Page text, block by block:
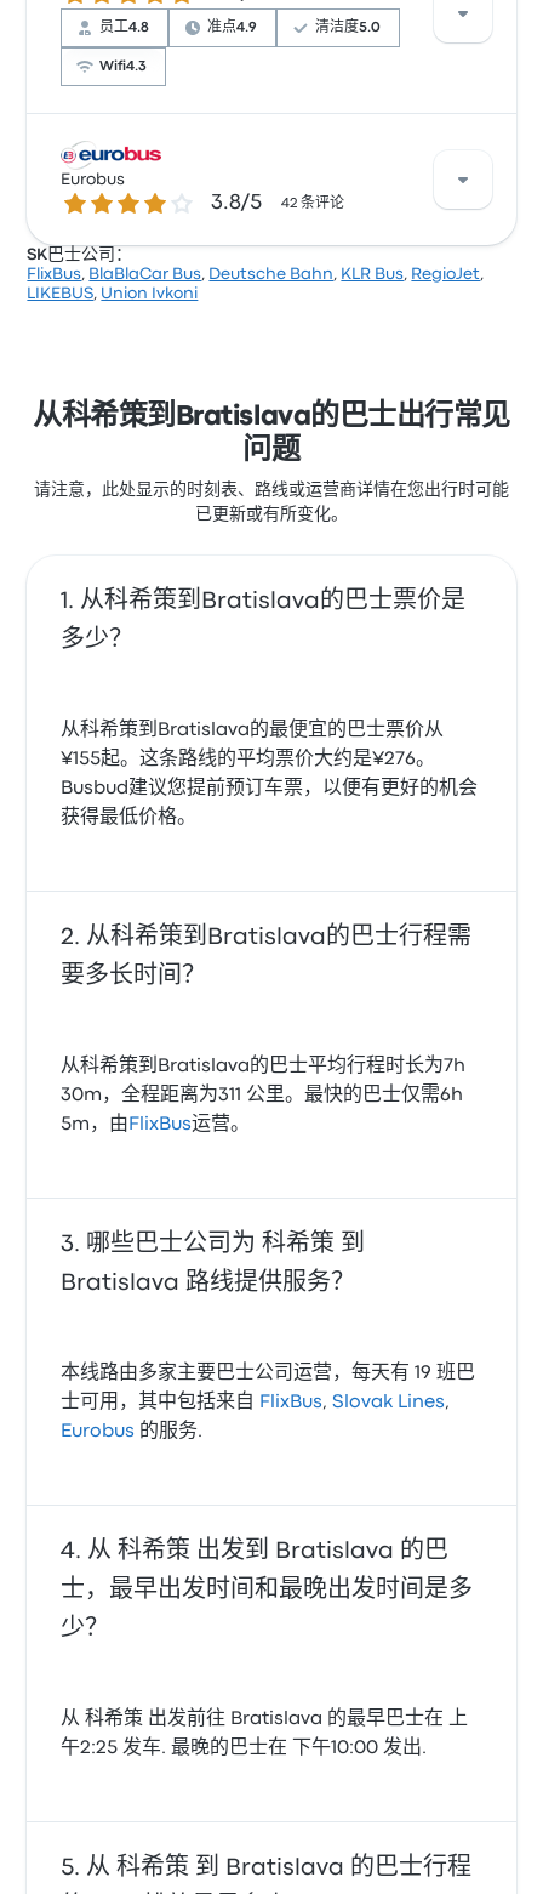
经常有所抱怨。 FlixBus 在此路线提供的票价为 ¥155 起
员工4.8 准点4.9 清洁度5.0
Wifi4.3
根据 182 条评论，该公司在 Busbud 上被评为 4.5 颗星。
旅客对 温度 和 清洁度 特别满意，但对 无线上网 经常有
所抱怨。 Slovak Lines 在此路线提供的票价为 ¥255 起
Eurobus
3.8 / 5 星 3.8/5 42 条评论
根据 42 条评论，Eurobus 提供的本行程被评为 3.8 颗
SK巴士公司：
FlixBus, BlaBlaCar Bus, Deutsche Bahn, KLR Bus, RegioJet,
LIKEBUS, Union Ivkoni
从科希策到Bratislava的巴士出行常见
问题
请注意，此处显示的时刻表、路线或运营商详情在您出行时可能
已更新或有所变化。
从科希策到Bratislava的巴士票价是
多少？
从科希策到Bratislava的最便宜的巴士票价从
¥155起。这条路线的平均票价大约是¥276。
Busbud建议您提前预订车票，以便有更好的机会
获得最低价格。
从科希策到Bratislava的巴士行程需
要多长时间？
从科希策到Bratislava的巴士平均行程时长为7h
30m，全程距离为311 公里。最快的巴士仅需6h
5m，由 FlixBus运营。
哪些巴士公司为 科希策 到
Bratislava 路线提供服务？
本线路由多家主要巴士公司运营，每天有 19 班巴
士可用，其中包括来自
FlixBus,Slovak Lines,
Eurobus 的服务.
从 科希策 出发到 Bratislava 的巴
士，最早出发时间和最晚出发时间是多
少？
从 科希策 出发前往 Bratislava 的最早巴士在 上
午2:25 发车. 最晚的巴士在 下午10:00 发出.
从 科希策 到 Bratislava 的巴士行程